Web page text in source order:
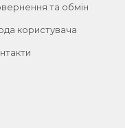
та обмін
користувача